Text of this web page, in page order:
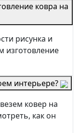
ковра на
рисунка и
изготовление
интерьере?
ковер на
как он